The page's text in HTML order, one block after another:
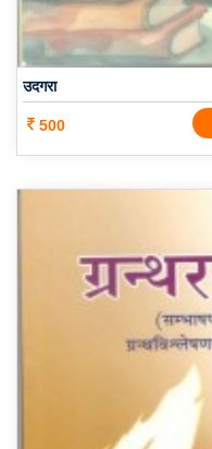
उदगरा
500